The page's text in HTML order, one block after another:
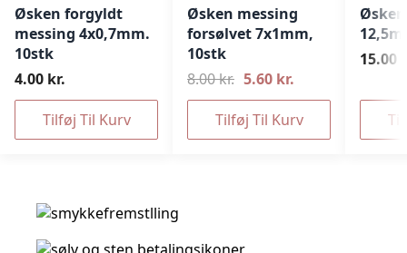
Øsken forgyldt
messing 4x0,7mm.
10stk
4.00 kr.
Tilføj Til Kurv
Øsken messing
forsølvet 7x1mm,
10stk
8.00 kr. 5.60 kr.
Tilføj Til Kurv
15.00